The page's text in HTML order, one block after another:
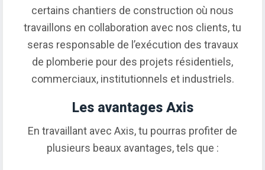
certains chantiers de construction où nous
travaillons en collaboration avec nos clients, tu
seras responsable de l’exécution des travaux
de plomberie pour des projets résidentiels,
commerciaux, institutionnels et industriels.
Les avantages Axis
En travaillant avec Axis, tu pourras profiter de
plusieurs beaux avantages, tels que :